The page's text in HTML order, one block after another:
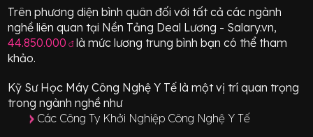
Trên phương diện bình quân đối với tất cả các ngành
nghề liên quan tại Nền Tảng Deal Lương - Salary.vn,
44.850.000 đlà mức lương trung bình bạn có thể tham
khảo.
Kỹ Sư Học Máy Công Nghệ Y Tế là một vị tríquan trọng
trong ngành nghề như
Các Công Ty Khởi Nghiệp Công Nghệ Y Tế